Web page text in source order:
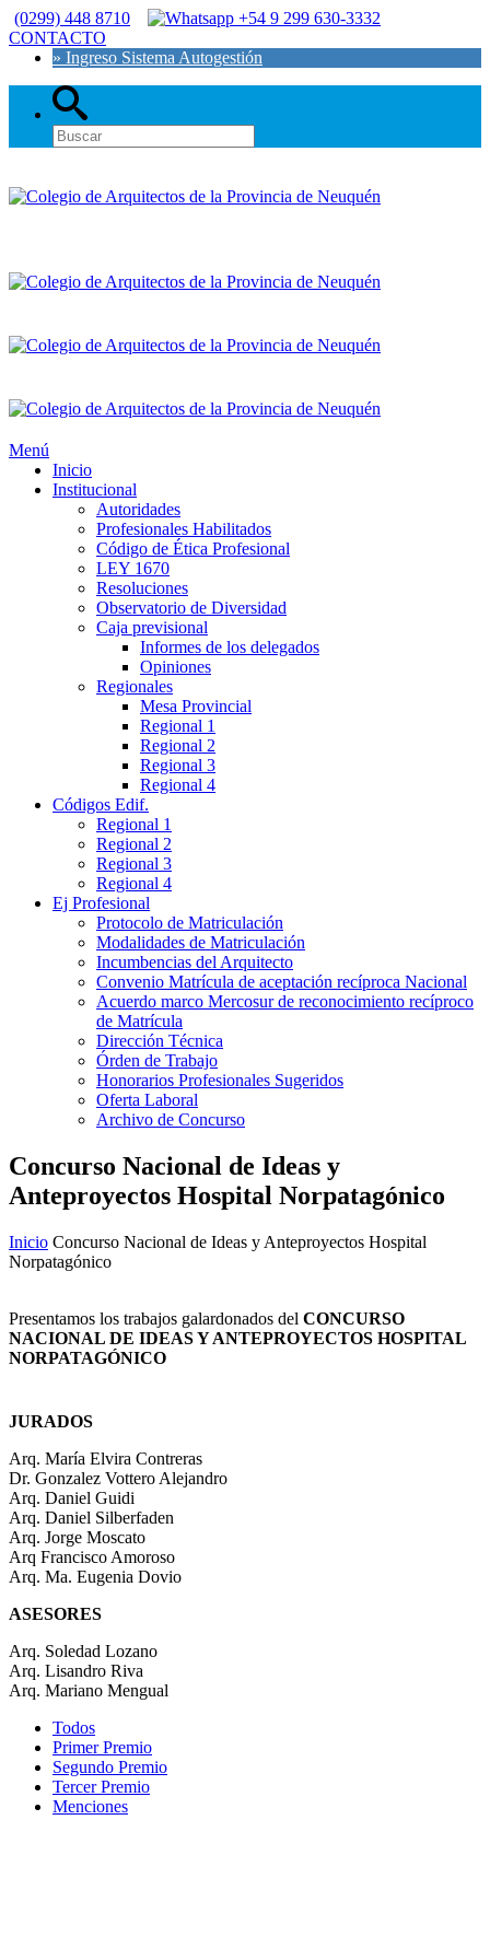
(0299) 448 8710
+54 9 299 630-3332
CONTACTO
» Ingreso Sistema Autogestión
Menú
Inicio
Institucional
Autoridades
Profesionales Habilitados
Código de Ética Profesional
LEY 1670
Resoluciones
Observatorio de Diversidad
Caja previsional
Informes de los delegados
Opiniones
Regionales
Mesa Provincial
Regional 1
Regional 2
Regional 3
Regional 4
Códigos Edif.
Regional 1
Regional 2
Regional 3
Regional 4
Ej Profesional
Protocolo de Matriculación
Modalidades de Matriculación
Incumbencias del Arquitecto
Convenio Matrícula de aceptación recíproca Nacional
Acuerdo marco Mercosur de reconocimiento recíproco
de Matrícula
Dirección Técnica
Órden de Trabajo
Honorarios Profesionales Sugeridos
Oferta Laboral
Archivo de Concurso
Concurso Nacional de Ideas y
Anteproyectos Hospital Norpatagónico
Inicio Concurso Nacional de Ideas y Anteproyectos Hospital
Norpatagónico
Presentamos los trabajos galardonados del CONCURSO
NACIONAL DE IDEAS Y ANTEPROYECTOS HOSPITAL
NORPATAGÓNICO
JURADOS
Arq. María Elvira Contreras
Dr. Gonzalez Vottero Alejandro
Arq. Daniel Guidi
Arq. Daniel Silberfaden
Arq. Jorge Moscato
Arq Francisco Amoroso
Arq. Ma. Eugenia Dovio
ASESORES
Arq. Soledad Lozano
Arq. Lisandro Riva
Arq. Mariano Mengual
Todos
Primer Premio
Segundo Premio
Tercer Premio
Menciones